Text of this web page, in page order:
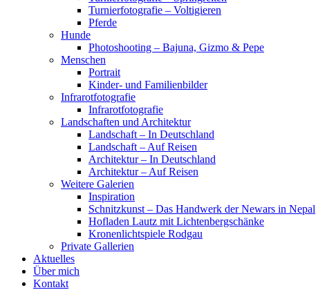
Turnierfotografie – Voltigieren
Pferde
Hunde
Photoshooting – Bajuna, Gizmo & Pepe
Menschen
Portrait
Kinder- und Familienbilder
Infrarotfotografie
Infrarotfotografie
Landschaften und Architektur
Landschaft – In Deutschland
Landschaft – Auf Reisen
Architektur – In Deutschland
Architektur – Auf Reisen
Weitere Galerien
Inspiration
Schnitzkunst – Das Handwerk der Newars in Nepal
Hofladen Lautz mit Lichtenbergschänke
Kronenlichtspiele Rodgau
Private Gallerien
Aktuelles
Über mich
Kontakt